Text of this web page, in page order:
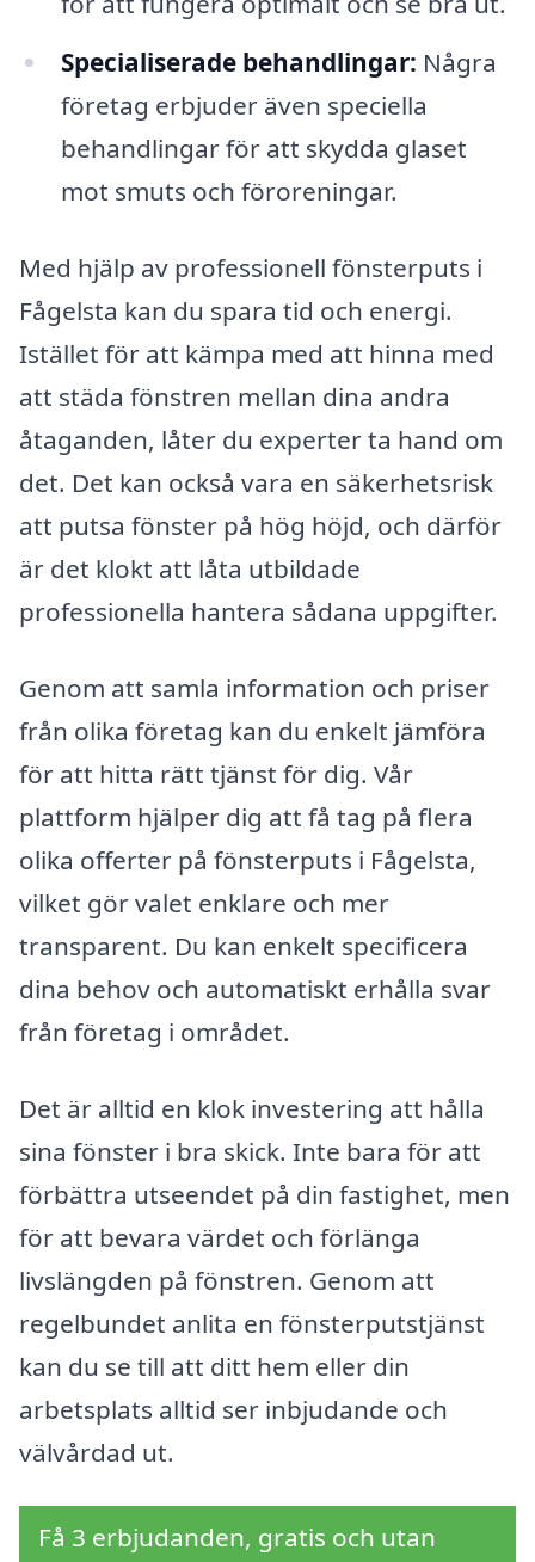
Specialiserade behandlingar: Några
företag erbjuder även speciella
behandlingar för att skydda glaset
mot smuts och föroreningar.
Med hjälp av professionell fönsterputs i
Fågelsta kan du spara tid och energi.
Istället för att kämpa med att hinna med
att städa fönstren mellan dina andra
åtaganden, låter du experter ta hand om
det. Det kan också vara en säkerhetsrisk
att putsa fönster på hög höjd, och därför
är det klokt att låta utbildade
professionella hantera sådana uppgifter.
Genom att samla information och priser
från olika företag kan du enkelt jämföra
för att hitta rätt tjänst för dig. Vår
plattform hjälper dig att få tag på flera
olika offerter på fönsterputs i Fågelsta,
vilket gör valet enklare och mer
transparent. Du kan enkelt specificera
dina behov och automatiskt erhålla svar
från företag i området.
Det är alltid en klok investering att hålla
sina fönster i bra skick. Inte bara för att
förbättra utseendet på din fastighet, men
för att bevara värdet och förlänga
livslängden på fönstren. Genom att
regelbundet anlita en fönsterputstjänst
kan du se till att ditt hem eller din
arbetsplats alltid ser inbjudande och
välvårdad ut.
Få 3 erbjudanden, gratis och utan